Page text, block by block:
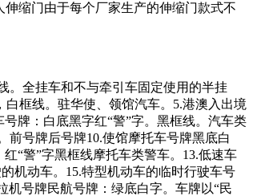
缩门由于每个厂家生产的伸缩门款式不
。全挂车和不与牵引车固定使用的半挂
框线。驻华使、领馆汽车。5.港澳入出境
牌：白底黑字红“警”字。黑框线。汽车类
前号牌后号牌10.使馆摩托车号牌黑底白
“警”字黑框线摩托车类警车。13.低速车
机动车。15.特型机动车的临时行驶车号
机号牌民航号牌：绿底白字。车牌以“民